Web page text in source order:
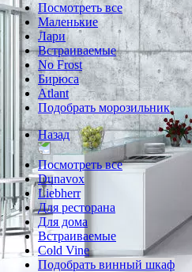
Посмотреть все
Маленькие
Лари
Встраиваемые
No Frost
Бирюса
Atlant
Подобрать морозильник
Назад
Посмотреть все
Dunavox
Liebherr
Для ресторана
Для дома
Встраиваемые
Cold Vine
Подобрать винный шкаф